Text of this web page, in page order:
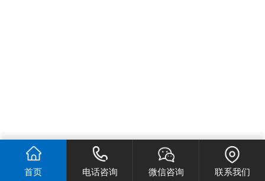
首页 电话咨询 微信咨询 联系我们